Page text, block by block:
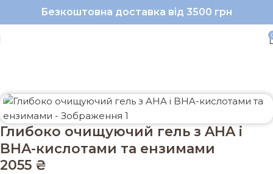
Безкоштовна доставка від 3500 грн
Глибоко очищуючий гель з AHA і
BHA-кислотами та ензимами
2055 ₴